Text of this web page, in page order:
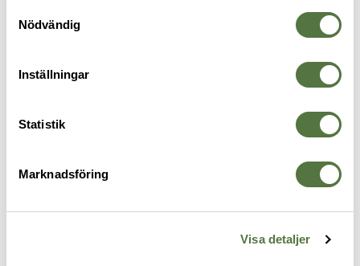
Nödvändig
Inställningar
Statistik
Marknadsföring
Visa detaljer
BLUEGUNS BLUEGUNS
SIG P226R. Viktad